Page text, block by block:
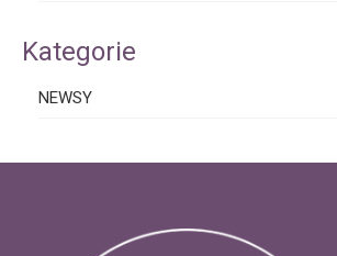
Kategorie
NEWSY